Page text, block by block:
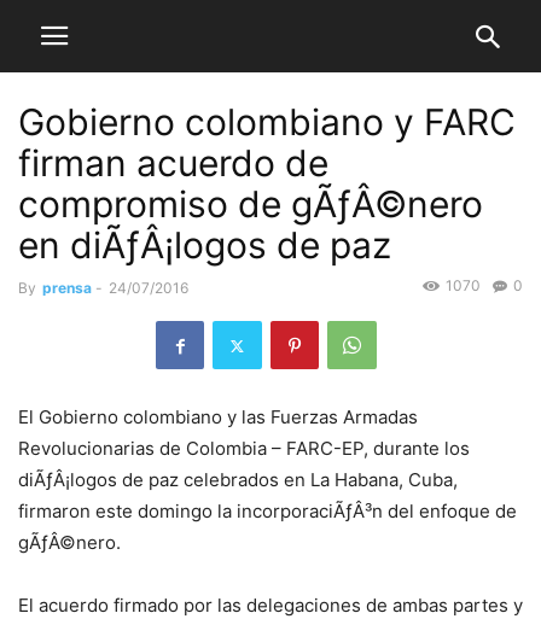
Gobierno colombiano y FARC
firman acuerdo de
compromiso de gÃƒÂ©nero
en diÃƒÂ¡logos de paz
By prensa - 24/07/2016 0
1070
El Gobierno colombiano y las Fuerzas Armadas
Revolucionarias de Colombia – FARC-EP, durante los
diÃƒÂ¡logos de paz celebrados en La Habana, Cuba,
firmaron este domingo la incorporaciÃƒÂ³n del enfoque de
gÃƒÂ©nero.
El acuerdo firmado por las delegaciones de ambas partes y